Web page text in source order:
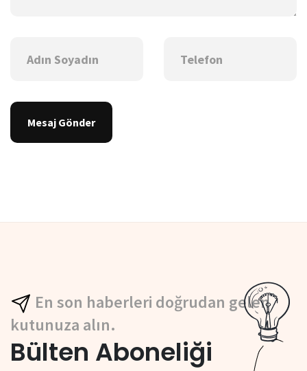
Mesaj Gönder
En son haberleri doğrudan gelen
kutunuza alın.
Bülten Aboneliği